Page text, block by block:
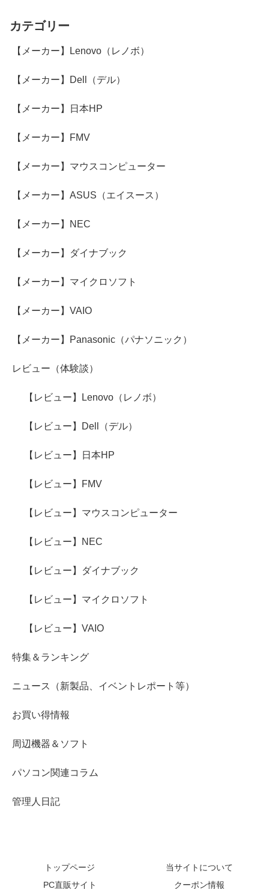
カテゴリー
【メーカー】Lenovo（レノボ）
【メーカー】Dell（デル）
【メーカー】日本HP
【メーカー】FMV
【メーカー】マウスコンピューター
【メーカー】ASUS（エイスース）
【メーカー】NEC
【メーカー】ダイナブック
【メーカー】マイクロソフト
【メーカー】VAIO
【メーカー】Panasonic（パナソニック）
レビュー（体験談）
【レビュー】Lenovo（レノボ）
【レビュー】Dell（デル）
【レビュー】日本HP
【レビュー】FMV
【レビュー】マウスコンピューター
【レビュー】NEC
【レビュー】ダイナブック
【レビュー】マイクロソフト
【レビュー】VAIO
特集＆ランキング
ニュース（新製品、イベントレポート等）
お買い得情報
周辺機器＆ソフト
パソコン関連コラム
管理人日記
トップページ
当サイトについて
PC直販サイト
クーポン情報